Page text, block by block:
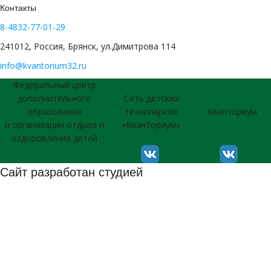
Контакты
8-4832-77-01-29
241012, Россия, Брянск, ул.Димитрова 114
info@kvantorium32.ru
Федеральный центр
дополнительного
образования
и организации отдыха и
оздоровления детей
Сеть детских
технопарков
«Кванториум»
Кванториум
Сайт разработан студией